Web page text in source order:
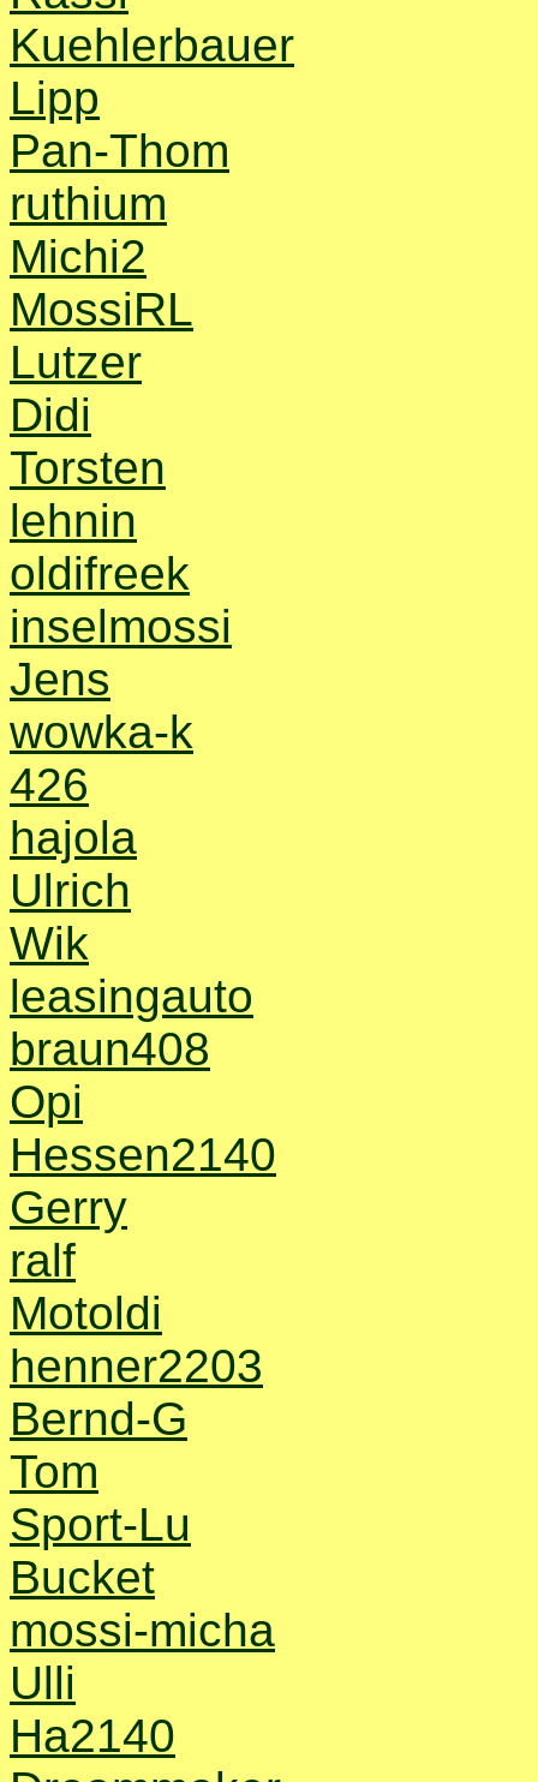
Kuehlerbauer
Lipp
Pan-Thom
ruthium
Michi2
MossiRL
Lutzer
Didi
Torsten
lehnin
oldifreek
inselmossi
Jens
wowka-k
426
hajola
Ulrich
Wik
leasingauto
braun408
Opi
Hessen2140
Gerry
ralf
Motoldi
henner2203
Bernd-G
Tom
Sport-Lu
Bucket
mossi-micha
Ulli
Ha2140